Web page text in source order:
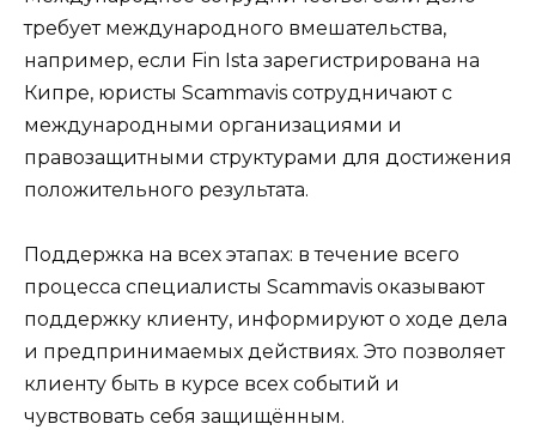
требует международного вмешательства,
например, если Fin Ista зарегистрирована на
Кипре, юристы Scammavis сотрудничают с
международными организациями и
правозащитными структурами для достижения
положительного результата.
Поддержка на всех этапах: в течение всего
процесса специалисты Scammavis оказывают
поддержку клиенту, информируют о ходе дела
и предпринимаемых действиях. Это позволяет
клиенту быть в курсе всех событий и
чувствовать себя защищённым.